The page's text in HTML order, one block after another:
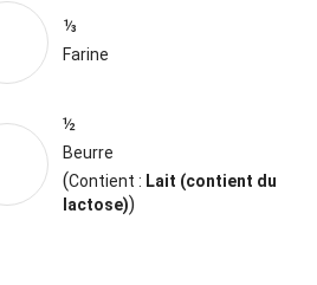
⅓
Farine
½
Beurre
(Contient : Lait (contient du
lactose))